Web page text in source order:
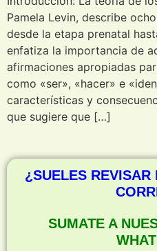
Pamela Levin, describe
desde la etapa prenatal
enfatiza la importancia de
afirmaciones apropiadas
como «ser», «hacer» e
características y
que sugiere que […]
¿SUELES
SUMATE A